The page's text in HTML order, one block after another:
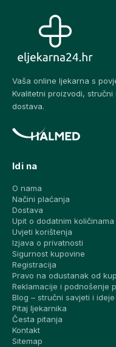
Vaša online ljekarna s
Kvalitetni proizvodi, stručni
dostava.
Idi na
O nama
Načini plaćanja
Dostava
Upit o dodatnim količinama
Uvjeti korištenja
Izjava o privatnosti
Sigurnost kupovine
Registracija
Pravo na odustanak od
Reklamacije i podnošenje
Blog – stručni savjeti i ideje
Pitaj ljekarnika
Česta pitanja
Kontakt
Sitemap